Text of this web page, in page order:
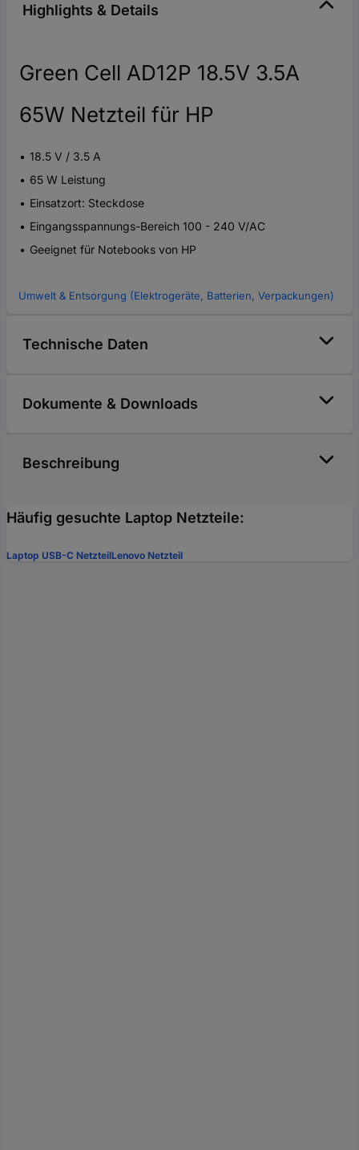
Highlights & Details
Green Cell AD12P 18.5V 3.5A
65W Netzteil für HP
18.5 V / 3.5 A
65 W Leistung
Einsatzort: Steckdose
Eingangsspannungs-Bereich 100 - 240 V/AC
Geeignet für Notebooks von HP
Umwelt & Entsorgung (Elektrogeräte, Batterien, Verpackungen)
Technische Daten
Dokumente & Downloads
Beschreibung
Häufig gesuchte Laptop Netzteile:
Laptop USB-C NetzteilLenovo Netzteil